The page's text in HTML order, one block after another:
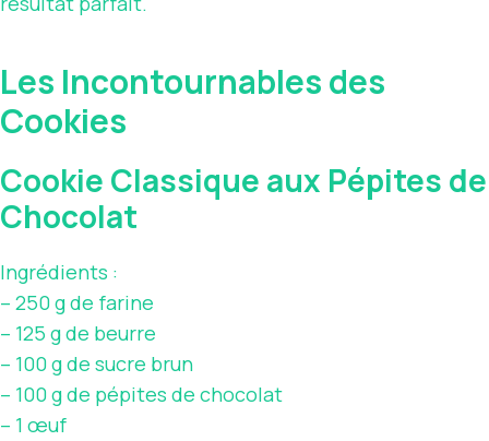
Les Incontournables des
Cookies
Cookie Classique aux Pépites de
Chocolat
Ingrédients :
– 250 g de farine
– 125 g de beurre
– 100 g de sucre brun
– 100 g de pépites de chocolat
– 1 œuf